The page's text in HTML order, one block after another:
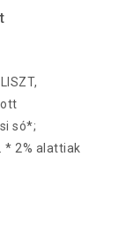
só*;
* 2% alattiak